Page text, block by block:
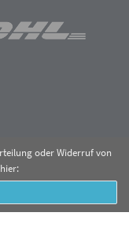
oder Widerruf von